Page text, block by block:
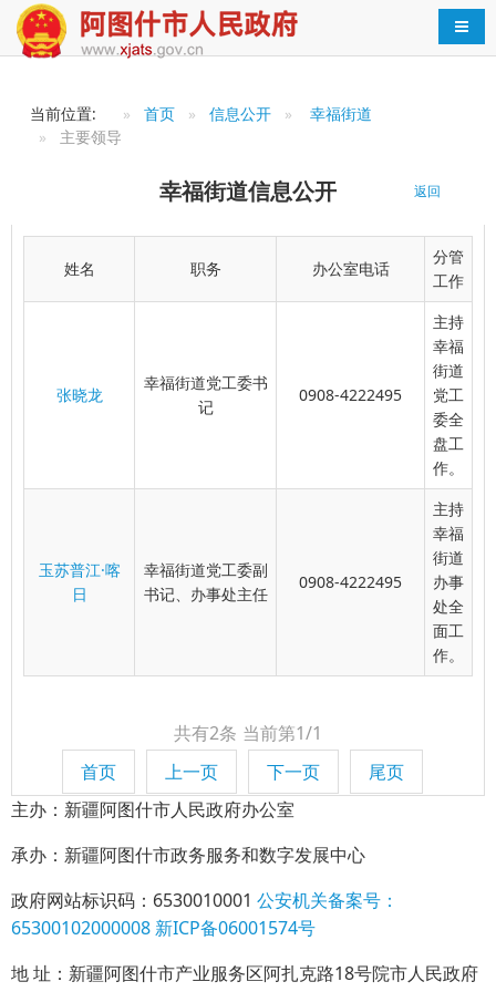
导航
当前位置: 首页 信息公开
幸福街道
主要领导
返回
幸福街道信息公开
姓名 职务 办公室电话
分管
工作
张晓龙
幸福街道党工委书
记
0908-4222495
主持
幸福
街道
党工
委全
盘工
作。
玉苏普江·喀
日
幸福街道党工委副
书记、办事处主任
0908-4222495
主持
幸福
街道
办事
处全
面工
作。
共有2条 当前第1/1
首页
上一页 下一页
尾页
主办：新疆阿图什市人民政府办公室
承办：新疆阿图什市政务服务和数字发展中心
政府网站标识码：6530010001 公安机关备案号：
65300102000008 新ICP备06001574号
地 址：新疆阿图什市产业服务区阿扎克路18号院市人民政府